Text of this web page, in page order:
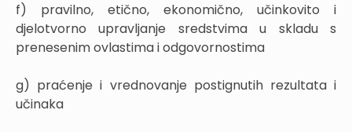
f) pravilno, etično, ekonomično, učinkovito i
djelotvorno upravljanje sredstvima u skladu s
prenesenim ovlastima i odgovornostima
g) praćenje i vrednovanje postignutih rezultata i
učinaka